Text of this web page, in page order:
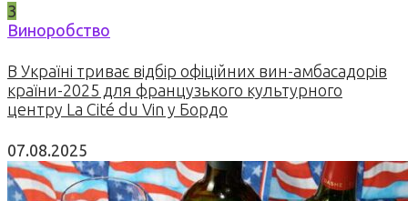
3
Виноробство
В Україні триває відбір офіційних вин-амбасадорів
країни-2025 для французького культурного
центру La Cité du Vin у Бордо
07.08.2025